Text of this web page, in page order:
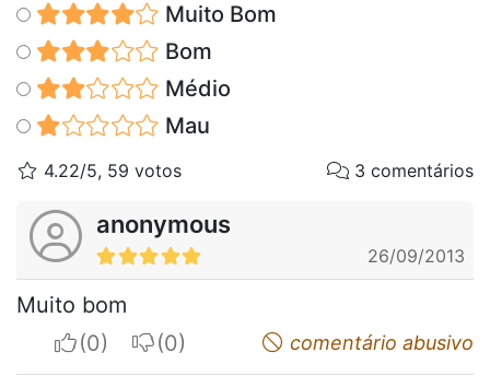
Muito Bom
Bom
Médio
Mau
4.22/5, 59 votos 3 comentários
anonymous
26/09/2013
Muito bom
I apreciateI do not appreciatecomentário abusivo